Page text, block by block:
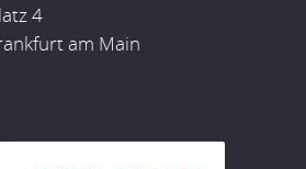
4
am Main